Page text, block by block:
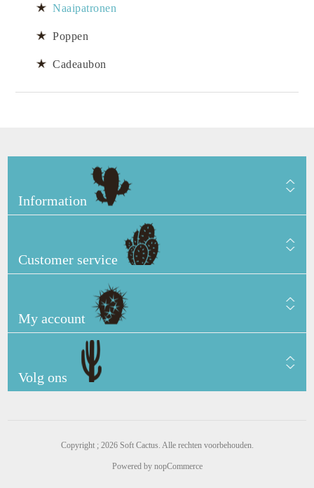
Naaipatronen
Poppen
Cadeaubon
Information
Customer service
My account
Volg ons
Copyright ; 2026 Soft Cactus. Alle rechten voorbehouden.
Powered by nopCommerce